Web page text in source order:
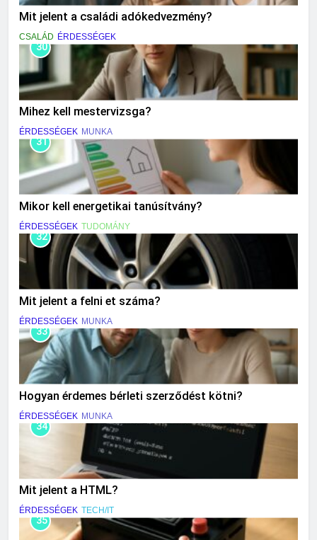
Mit jelent a családi adókedvezmény?
CSALÁD ÉRDESSÉGEK
30
Mihez kell mestervizsga?
ÉRDESSÉGEK MUNKA
31
Mikor kell energetikai tanúsítvány?
ÉRDESSÉGEK TUDOMÁNY
32
Mit jelent a felni et száma?
ÉRDESSÉGEK MUNKA
33
Hogyan érdemes bérleti szerződést kötni?
ÉRDESSÉGEK MUNKA
34
Mit jelent a HTML?
ÉRDESSÉGEK TECH/IT
35